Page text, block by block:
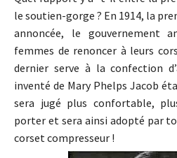
le soutien-gorge ? En 1914, la
annoncée, le gouvernement
femmes de renoncer à leurs
dernier serve à la confection
inventé de Mary Phelps Jacob
sera jugé plus confortable,
porter et sera ainsi adopté par
corset compresseur !